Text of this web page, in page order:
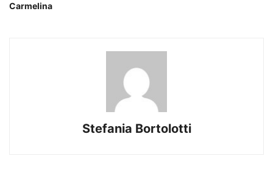
Carmelina
Stefania Bortolotti